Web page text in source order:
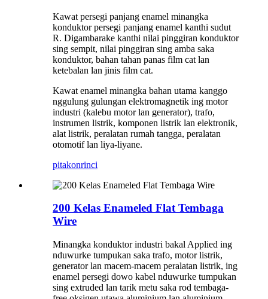
Kawat persegi panjang enamel minangka
konduktor persegi panjang enamel kanthi sudut
R. Digambarake kanthi nilai pinggiran konduktor
sing sempit, nilai pinggiran sing amba saka
konduktor, bahan tahan panas film cat lan
ketebalan lan jinis film cat.
Kawat enamel minangka bahan utama kanggo
nggulung gulungan elektromagnetik ing motor
industri (kalebu motor lan generator), trafo,
instrumen listrik, komponen listrik lan elektronik,
alat listrik, peralatan rumah tangga, peralatan
otomotif lan liya-liyane.
pitakonrinci
200 Kelas Enameled Flat Tembaga
Wire
Minangka konduktor industri bakal Applied ing
nduwurke tumpukan saka trafo, motor listrik,
generator lan macem-macem peralatan listrik, ing
enamel persegi dowo kabel nduwurke tumpukan
sing extruded lan tarik metu saka rod tembaga-